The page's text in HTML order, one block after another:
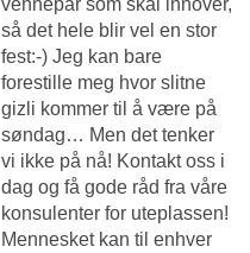
så det hele blir vel en stor
fest:-) Jeg kan bare
forestille meg hvor slitne
gizli kommer til å være på
søndag… Men det tenker
vi ikke på nå! Kontakt oss i
dag og få gode råd fra våre
konsulenter for uteplassen!
Mennesket kan til enhver